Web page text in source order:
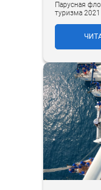
Парусная
туризма 2021